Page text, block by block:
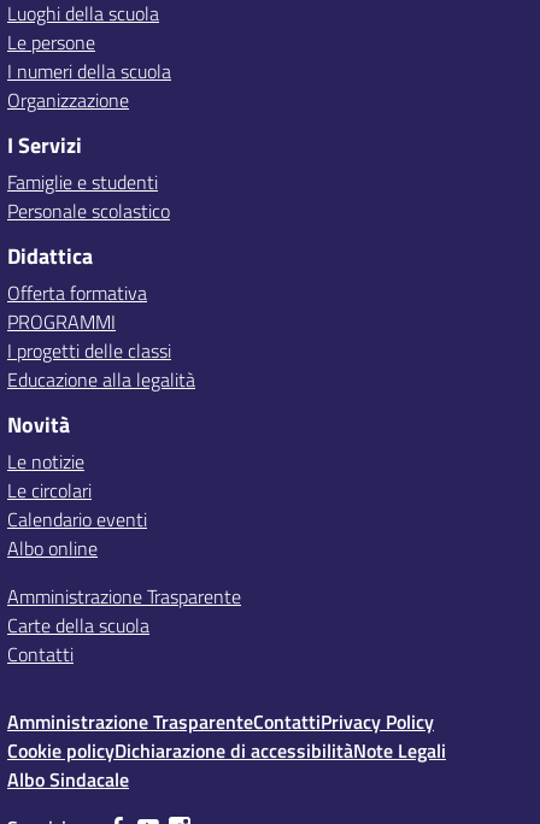
Luoghi della scuola
Le persone
I numeri della scuola
Organizzazione
I Servizi
Famiglie e studenti
Personale scolastico
Didattica
Offerta formativa
PROGRAMMI
I progetti delle classi
Educazione alla legalità
Novità
Le notizie
Le circolari
Calendario eventi
Albo online
Amministrazione Trasparente
Carte della scuola
Contatti
Amministrazione TrasparenteContattiPrivacy Policy
Cookie policyDichiarazione di accessibilitàNote Legali
Albo Sindacale